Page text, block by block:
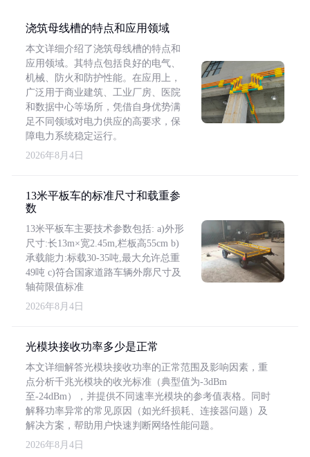
浇筑母线槽的特点和应用领域
本文详细介绍了浇筑母线槽的特点和
应用领域。其特点包括良好的电气、
机械、防火和防护性能。在应用上，
广泛用于商业建筑、工业厂房、医院
和数据中心等场所，凭借自身优势满
足不同领域对电力供应的高要求，保
障电力系统稳定运行。
2026年8月4日
13米平板车的标准尺寸和载重参
数
13米平板车主要技术参数包括: a)外形
尺寸:长13m×宽2.45m,栏板高55cm b)
承载能力:标载30-35吨,最大允许总重
49吨 c)符合国家道路车辆外廓尺寸及
轴荷限值标准
2026年8月4日
光模块接收功率多少是正常
本文详细解答光模块接收功率的正常范围及影响因素，重
点分析千兆光模块的收光标准（典型值为-3dBm
至-24dBm），并提供不同速率光模块的参考值表格。同时
解释功率异常的常见原因（如光纤损耗、连接器问题）及
解决方案，帮助用户快速判断网络性能问题。
2026年8月4日